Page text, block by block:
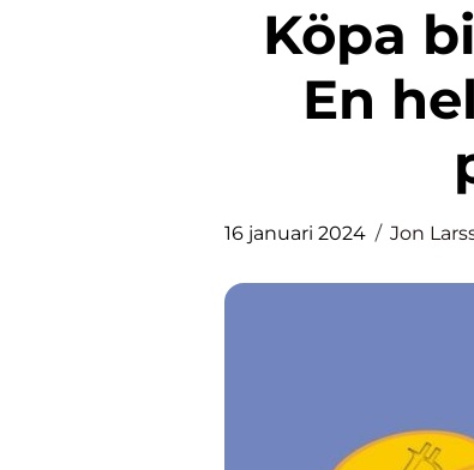
Köpa bil som enskild firma –
En
16 januari 2024 Jon